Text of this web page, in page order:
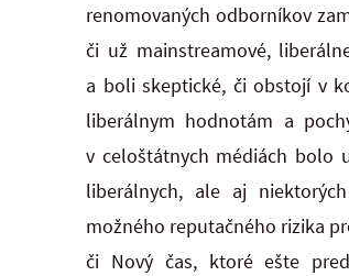
renomovaných odborníkov
či už mainstreamové,
a boli skeptické, či obstojí v
liberálnym hodnotám a
v celoštátnych médiách bolo
liberálnych, ale aj
možného reputačného rizika
či Nový čas, ktoré ešte